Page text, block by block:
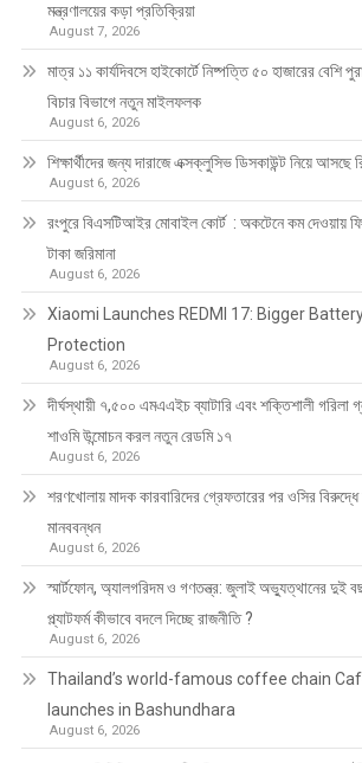
মন্ত্রণালয়ের কড়া প্রতিক্রিয়া
August 7, 2026
মাত্র ১১ কার্যদিবসে হাইকোর্টে নিষ্পত্তি ৫০ হাজারের বেশি
বিচার বিভাগে নতুন মাইলফলক
August 6, 2026
শিক্ষার্থীদের জন্য দারাজে এক্সক্লুসিভ ডিসকাউন্ট নিয়ে আসছে
August 6, 2026
রংপুরে বিএসটিআইর মোবাইল কোর্ট : অকটেনে কম দেওয়ায়
টাকা জরিমানা
August 6, 2026
Xiaomi Launches REDMI 17: Bigger
Protection
August 6, 2026
দীর্ঘস্থায়ী ৭,৫০০ এমএএইচ ব্যাটারি এবং শক্তিশালী গরিলা
শাওমি উন্মোচন করল নতুন রেডমি ১৭
August 6, 2026
শরণখোলায় মাদক কারবারিদের গ্রেফতারের পর ওসির বিরুদ্ধে
মানববন্ধন
August 6, 2026
স্মার্টফোন, অ্যালগরিদম ও গণতন্ত্র: জুলাই অভ্যুত্থানের দুই
প্ল্যাটফর্ম কীভাবে বদলে দিচ্ছে রাজনীতি ?
August 6, 2026
Thailand’s world-famous coffee chain
launches in Bashundhara
August 6, 2026